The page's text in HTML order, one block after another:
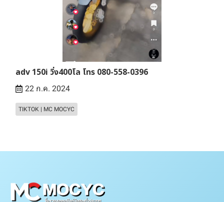
adv 150i วิ่ง400โล โทร 080-558-0396
22 ก.ค. 2024
TIKTOK | MC MOCYC